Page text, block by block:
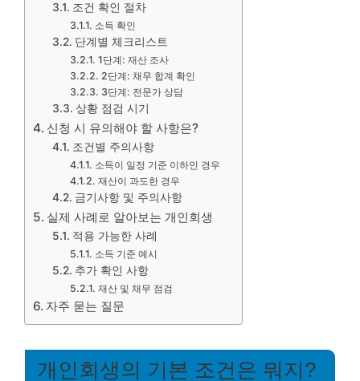
조건 확인 절차
소득 확인
단계별 체크리스트
1단계: 재산 조사
2단계: 채무 합계 확인
3단계: 전문가 상담
상황 점검 시기
신청 시 유의해야 할 사항은?
조건별 주의사항
소득이 일정 기준 이하인 경우
재산이 과도한 경우
금기사항 및 주의사항
실제 사례로 알아보는 개인회생
적용 가능한 사례
소득 기준 예시
추가 확인 사항
재산 및 채무 점검
자주 묻는 질문
개인회생의 기본 조건은 뭐지?